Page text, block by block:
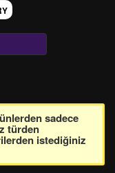
sadece
türden
istediğiniz